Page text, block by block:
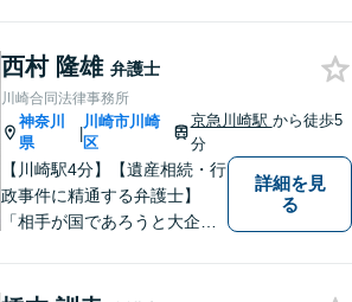
導けるよう尽力しています。
ご希望やご不安な点はお気軽
にご相談ください。【初回無
料相談】
西村 隆雄 弁護士
川崎合同法律事務所
神奈川
県
|
川崎市川崎
区
京急川崎駅 から徒歩5
分
【川崎駅4分】【遺産相続・行
政事件に精通する弁護士】
「相手が国であろうと大企業
詳細を見
る